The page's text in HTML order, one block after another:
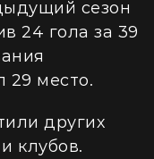
сезон
24 гола за 39
29 место.
других
клубов.